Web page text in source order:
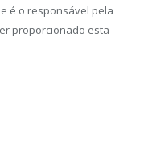
é o responsável pela
proporcionado esta